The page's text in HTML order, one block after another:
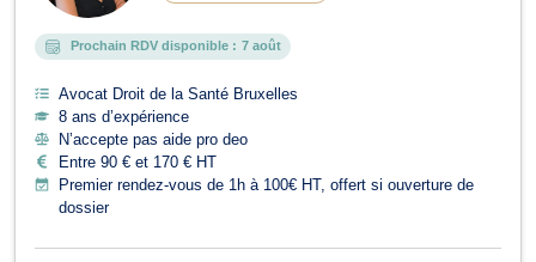
Prochain RDV disponible : 7 août
Avocat Droit de la Santé Bruxelles
8 ans d’expérience
N’accepte pas aide pro deo
Entre 90 € et 170 € HT
Premier rendez-vous de 1h à 100€ HT, offert si ouverture de
dossier